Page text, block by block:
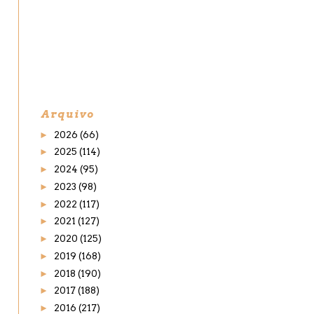
Arquivo
► 2026 (66)
► 2025 (114)
► 2024 (95)
► 2023 (98)
► 2022 (117)
► 2021 (127)
► 2020 (125)
► 2019 (168)
► 2018 (190)
► 2017 (188)
► 2016 (217)